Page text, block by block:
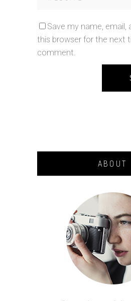
Save my name, email,
this browser for the next
comment.
ABOUT